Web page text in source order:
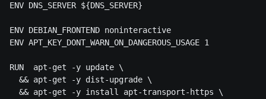
ENV DNS_SERVER ${DNS_SERVER}
ENV DEBIAN_FRONTEND noninteractive
ENV APT_KEY_DONT_WARN_ON_DANGEROUS_USAGE 1
RUN  apt-get -y update \
  && apt-get -y dist-upgrade \
  && apt-get -y install apt-transport-https \